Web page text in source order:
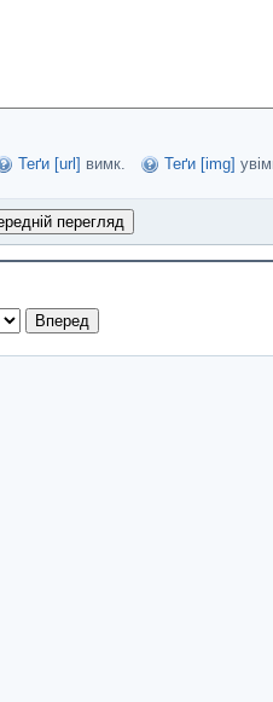
Теґи [url] вимк. Теґи [img]